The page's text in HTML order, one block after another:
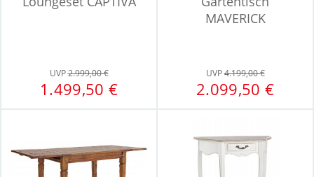
UVP2.999,00 €
1.499,50 €
MAVERICK
UVP4.199,00 €
2.099,50 €